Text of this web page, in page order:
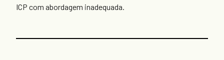
ICP com abordagem inadequada.